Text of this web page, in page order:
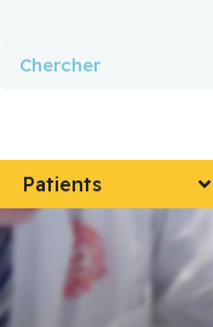
Patients